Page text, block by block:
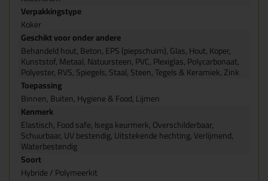
Verpakkingstype
Koker
Geschikt voor onder andere
Behandeld hout, Beton, EPS (piepschuim), Glas, Hout, Koper,
Kunststof, Metaal, Natuursteen, PVC, Plexiglas, Polycarbonaat,
Polyester, RVS, Spiegels, Staal, Steen, Tegels & Keramiek, Zink
Toepassing
Binnen, Buiten, Hygiene & Food, Lijmen
Kenmerk
Elastisch, Food safe, Isega keurmerk, Overschilderbaar,
Schuurbaar, UV bestendig, Uitstekende hechting, Verlijmend,
Waterbestendig
Soort
Hybride / Polymeerkit